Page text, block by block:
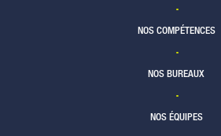
NOS COMPÉTENCES
NOS BUREAUX
NOS ÉQUIPES